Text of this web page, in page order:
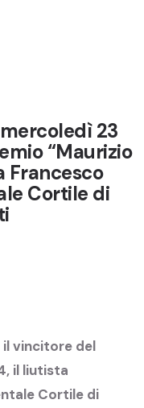
23
“Maurizio
Francesco
Cortile di
vincitore del
il liutista
Cortile di